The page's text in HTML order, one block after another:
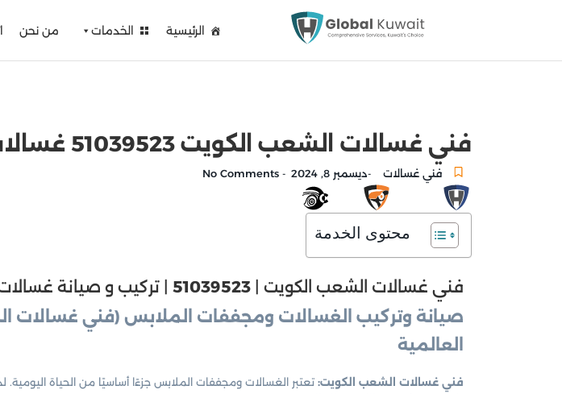
الرئيسية الخدمات من نحن
فني غسالات الشعب الكويت 51039523 غسالات الكويت
فني غسالات -ديسمبر 8, 2024 -
محتوى الخدمة
فني غسالات الشعب الكويت | 51039523 | تركيب و صيانة
صيانة وتركيب الغسالات ومجففات الملابس (فني غسالات
العالمية
فني غسالات الشعب الكويت: تعتبر الغسالات ومجففات الملابس جزءًا أساسيًا من الحياة